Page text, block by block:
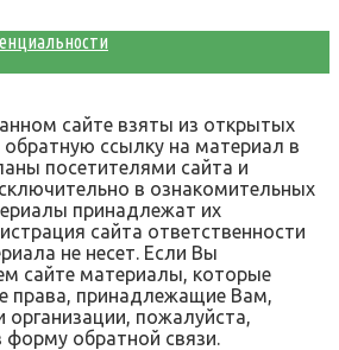
сайте взяты из открытых
ссылку на материал в
посетителями сайта и
в ознакомительных
принадлежат их
сайта ответственности
не несет. Если Вы
сайте материалы, которые
права, принадлежащие Вам,
пожалуйста,
обратной связи.